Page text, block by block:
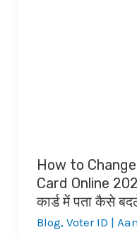
How to
Card Online
कार्ड में पता कैसे
Blog, Voter ID |